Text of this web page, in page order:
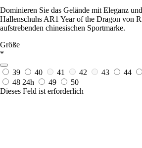
Dominieren Sie das Gelände mit Eleganz
Hallenschuhs AR1 Year of the Dragon von
aufstrebenden chinesischen Sportmarke.
Größe
*
39 40 41 42 43 44
48 24h 49
50
Dieses Feld ist erforderlich